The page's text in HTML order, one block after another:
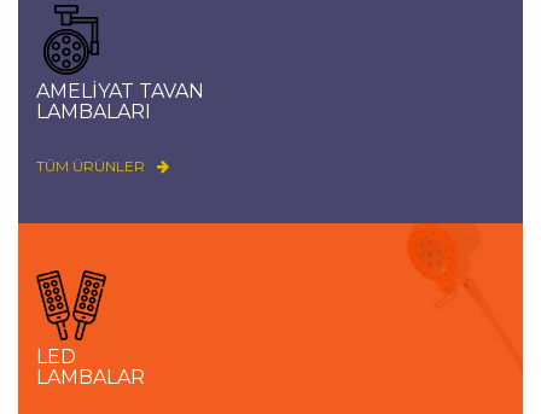
AMELİYAT TAVAN
LAMBALARI
TÜM ÜRÜNLER
LED
LAMBALAR